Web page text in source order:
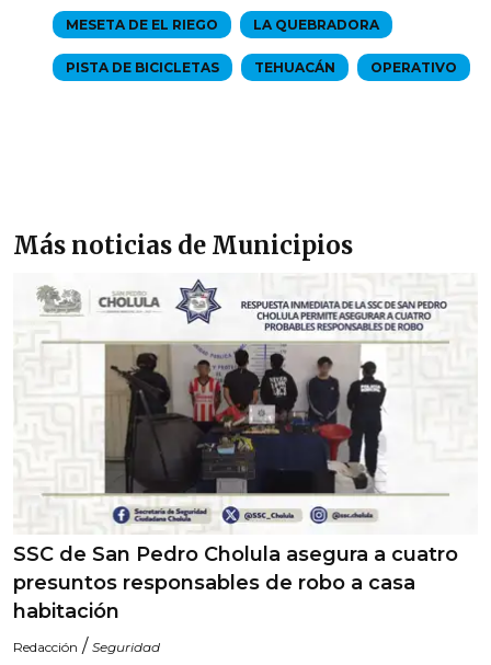
MESETA DE EL RIEGO LA QUEBRADORA
PISTA DE BICICLETAS TEHUACÁN OPERATIVO
Más noticias de Municipios
SSC de San Pedro Cholula asegura a cuatro
presuntos responsables de robo a casa
habitación
Redacción / Seguridad